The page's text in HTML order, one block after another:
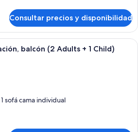
Consultar precios y disponibilidad
Una habitación moderna con una
balcón (2 Adults + 1 Child)
sofá cama individual